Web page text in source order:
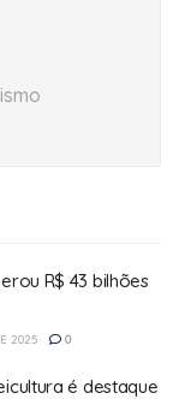
R$ 43 bilhões
2025 0
é destaque